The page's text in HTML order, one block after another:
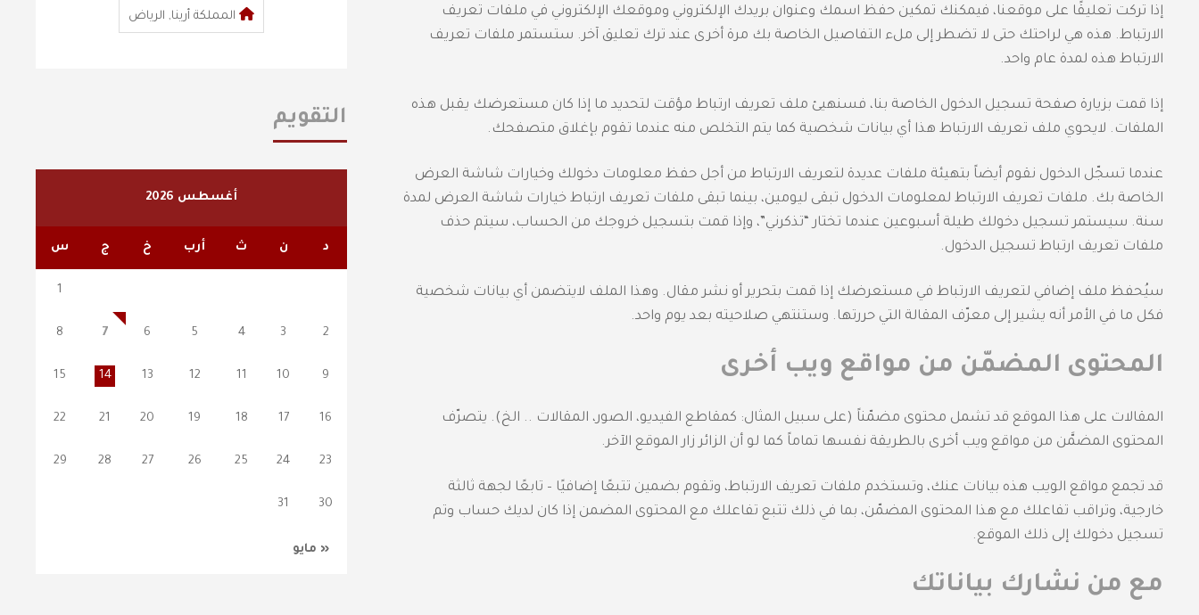
إذا تركت تعليقًا على موقعنا، فيمكنك تمكين حفظ اسمك وعنوان بريدك الإلكتروني وموقعك الإلكتروني في ملفات تعريف
الارتباط. هذه هي لراحتك حتى لا تضطر إلى ملء التفاصيل الخاصة بك مرة أخرى عند ترك تعليق آخر. ستستمر ملفات تعريف
الارتباط هذه لمدة عام واحد.
إذا قمت بزيارة صفحة تسجيل الدخول الخاصة بنا، فسنهيئ ملف تعريف ارتباط مؤقت لتحديد ما إذا كان مستعرضك يقبل هذه
الملفات. لايحوي ملف تعريف الارتباط هذا أي بيانات شخصية كما يتم التخلص منه عندما تقوم بإغلاق متصفحك.
عندما تسجّل الدخول نقوم أيضاً بتهيئة ملفات عديدة لتعريف الارتباط من أجل حفظ معلومات دخولك وخيارات شاشة العرض
الخاصة بك. ملفات تعريف الارتباط لمعلومات الدخول تبقى ليومين، بينما تبقى ملفات تعريف ارتباط خيارات شاشة العرض لمدة
سنة. سيستمر تسجيل دخولك طيلة أسبوعين عندما تختار “تذكرني”، وإذا قمت بتسجيل خروجك من الحساب، سيتم حذف
ملفات تعريف ارتباط تسجيل الدخول.
سيُحفظ ملف إضافي لتعريف الارتباط في مستعرضك إذا قمت بتحرير أو نشر مقال. وهذا الملف لايتضمن أي بيانات شخصية
فكل ما في الأمر أنه يشير إلى معرّف المقالة التي حررتها. وستنتهي صلاحيته بعد يوم واحد.
المحتوى المضمّن من مواقع ويب أخرى
المقالات على هذا الموقع قد تشمل محتوى مضمّناً (على سبيل المثال: كمقاطع الفيديو، الصور، المقالات .. الخ). يتصرّف
المحتوى المضمَّن من مواقع ويب أخرى بالطريقة نفسها تماماً كما لو أن الزائر زار الموقع الآخر.
قد تجمع مواقع الويب هذه بيانات عنك، وتستخدم ملفات تعريف الارتباط، وتقوم بضمين تتبعًا إضافيًا – تابعًا لجهة ثالثة
خارجية، وتراقب تفاعلك مع هذا المحتوى المضمّن، بما في ذلك تتبع تفاعلك مع المحتوى المضمن إذا كان لديك حساب وتم
تسجيل دخولك إلى ذلك الموقع.
مع من نشارك بياناتك
المملكة أرينا, الرياض
التقويم
أغسطس 2026
د ن ث أرب خ ج س
« مايو
1
2
3
4
5
6
7
8
9
10
11
12
13
14
15
16
17
18
19
20
21
22
23
24
25
26
27
28
29
30
31